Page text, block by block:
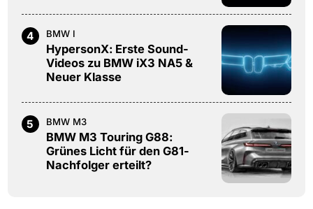
4 BMW I
HypersonX: Erste Sound-
Videos zu BMW iX3 NA5 &
Neuer Klasse
5 BMW M3
BMW M3 Touring G88:
Grünes Licht für den G81-
Nachfolger erteilt?